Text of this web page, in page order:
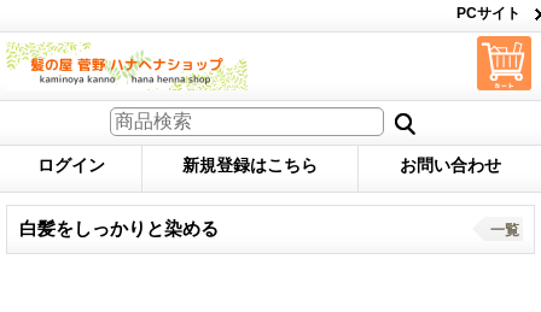
PCサイト
ログイン 新規登録はこちら お問い合わせ
白髪をしっかりと染める 一覧